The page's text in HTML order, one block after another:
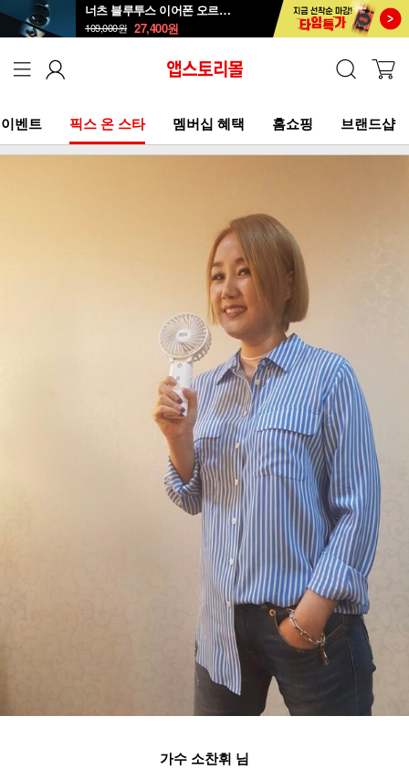
너츠 블루투스 이어폰 오르골 T90
109,000원 27,400원
이벤트 픽스 온 스타 멤버십 혜택 홈쇼핑 브랜드샵
가수 소찬휘 님